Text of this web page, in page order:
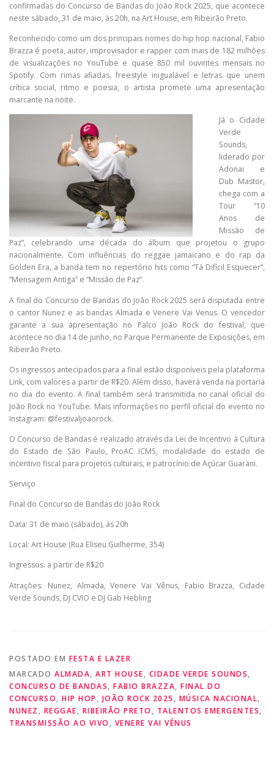
confirmadas do Concurso de Bandas do João Rock 2025, que acontece
neste sábado, 31 de maio, às 20h, na Art House, em Ribeirão Preto.
Reconhecido como um dos principais nomes do hip hop nacional, Fabio
Brazza é poeta, autor, improvisador e rapper com mais de 182 milhões
de visualizações no YouTube e quase 850 mil ouvintes mensais no
Spotify. Com rimas afiadas, freestyle inigualável e letras que unem
crítica social, ritmo e poesia, o artista promete uma apresentação
marcante na noite.
Já o Cidade
Verde
Sounds,
liderado por
Adonai e
Dub Mastor,
chega com a
Tour “10
Anos de
Missão de
Paz”, celebrando uma década do álbum que projetou o grupo
nacionalmente. Com influências do reggae jamaicano e do rap da
Golden Era, a banda tem no repertório hits como “Tá Difícil Esquecer”,
“Mensagem Antiga” e “Missão de Paz”.
A final do Concurso de Bandas do João Rock 2025 será disputada entre
o cantor Nunez e as bandas Almada e Venere Vai Venus. O vencedor
garante a sua apresentação no Palco João Rock do festival, que
acontece no dia 14 de junho, no Parque Permanente de Exposições, em
Ribeirão Preto.
Os ingressos antecipados para a final estão disponíveis pela plataforma
Link, com valores a partir de R$20. Além disso, haverá venda na portaria
no dia do evento. A final também será transmitida no canal oficial do
João Rock no YouTube. Mais informações no perfil oficial do evento no
Instagram: @festivaljoaorock.
O Concurso de Bandas é realizado através da Lei de Incentivo à Cultura
do Estado de São Paulo, ProAC ICMS, modalidade do estado de
incentivo fiscal para projetos culturais, e patrocínio de Açúcar Guarani.
Serviço
Final do Concurso de Bandas do João Rock
Data: 31 de maio (sábado), às 20h
Local: Art House (Rua Eliseu Guilherme, 354)
Ingressos: a partir de R$20
Atrações: Nunez, Almada, Venere Vai Vênus, Fabio Brazza, Cidade
Verde Sounds, DJ CVIO e DJ Gab Hebling
POSTADO EM FESTA E LAZER
MARCADO ALMADA, ART HOUSE, CIDADE VERDE SOUNDS,
CONCURSO DE BANDAS, FABIO BRAZZA, FINAL DO
CONCURSO, HIP HOP , JOÃO ROCK 2025 , MÚSICA NACIONAL,
NUNEZ , REGGAE, RIBEIRÃO PRETO , TALENTOS EMERGENTES,
TRANSMISSÃO AO VIVO , VENERE VAI VÊNUS